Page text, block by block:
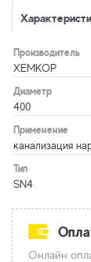
Производитель
ХЕМКОР
Диаметр
400
Применение
канализация
Тип
SN4
Онлайн